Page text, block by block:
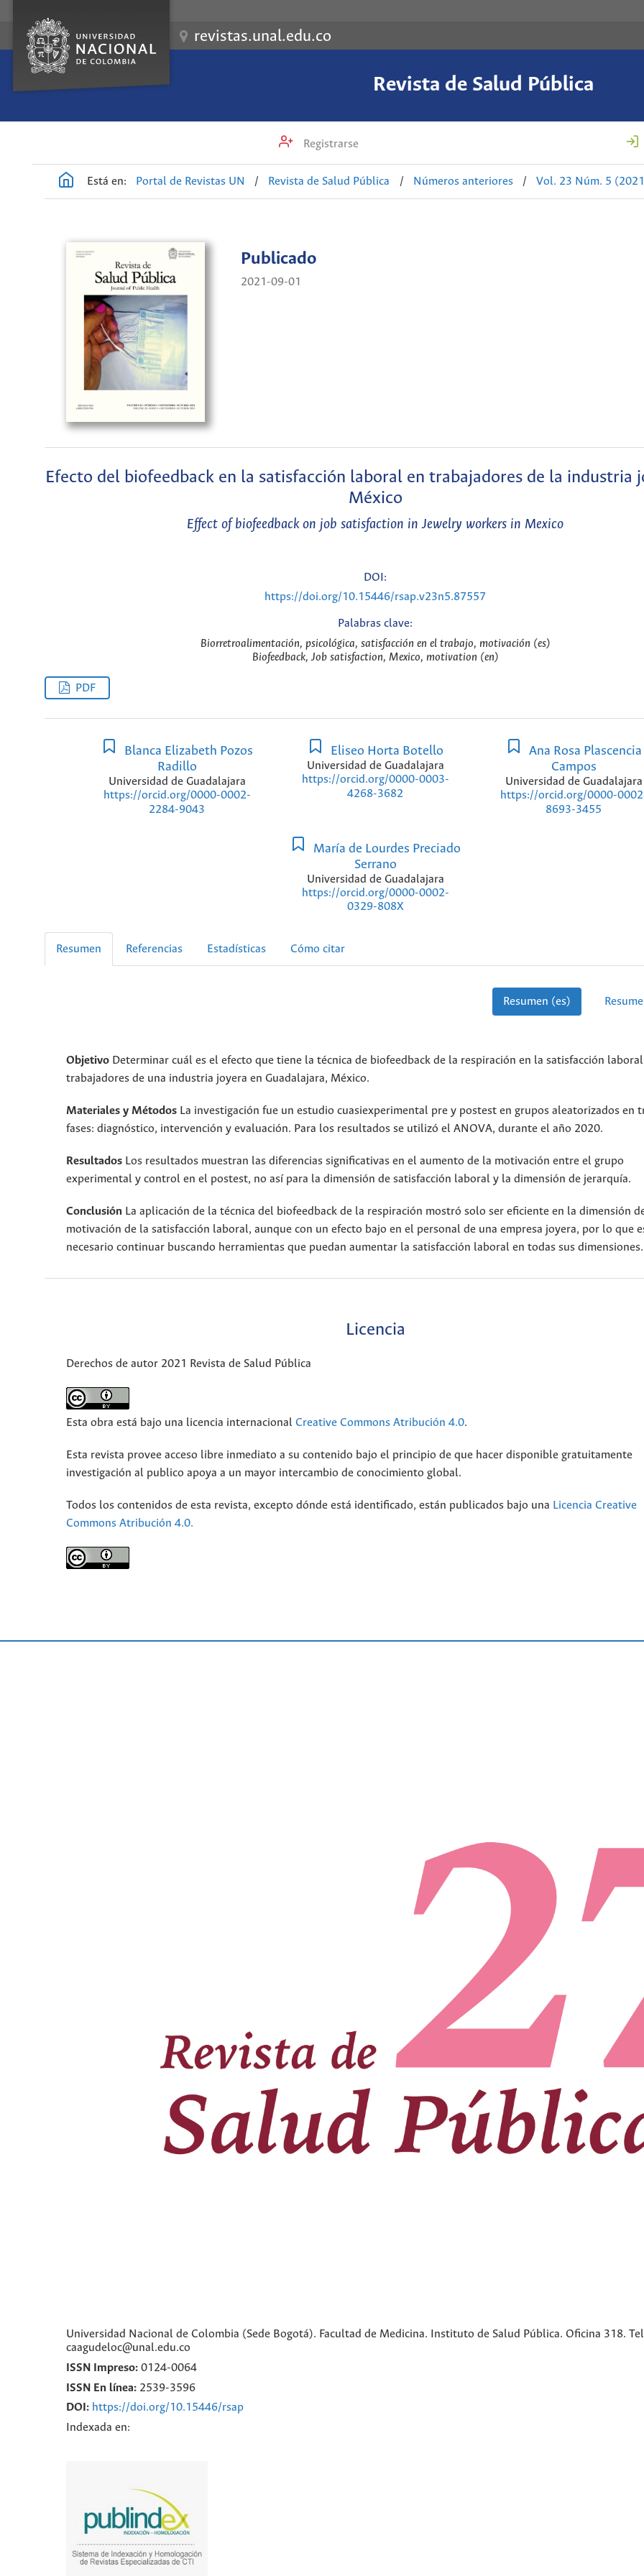
revistas.unal.edu.co
Revista de Salud Pública
Registrarse
Está en: Portal de Revistas UN / Revista de Salud Pública / Números anteriores / Vol. 23 Núm. 5
Publicado
2021-09-01
Efecto del biofeedback en la satisfacción laboral en trabajadores de la industria
México
Effect of biofeedback on job satisfaction in Jewelry workers in Mexico
DOI:
https://doi.org/10.15446/rsap.v23n5.87557
Palabras clave:
Biorretroalimentación, psicológica, satisfacción en el trabajo, motivación (es)
Biofeedback, Job satisfaction, Mexico, motivation (en)
PDF
Blanca Elizabeth Pozos
Radillo
Universidad de Guadalajara
https://orcid.org/0000-0002-
2284-9043
Eliseo Horta Botello
Universidad de Guadalajara
https://orcid.org/0000-0003-
4268-3682
Ana Rosa Plascencia
Campos
Universidad de Guadalajara
https://orcid.org/0000-
8693-3455
María de Lourdes Preciado
Serrano
Universidad de Guadalajara
https://orcid.org/0000-0002-
0329-808X
Resumen Referencias Estadísticas Cómo citar
Resumen (es)
Objetivo Determinar cuál es el efecto que tiene la técnica de biofeedback de la respiración en la satisfacción
trabajadores de una industria joyera en Guadalajara, México.
Materiales y Métodos La investigación fue un estudio cuasiexperimental pre y postest en grupos aleatorizados en
fases: diagnóstico, intervención y evaluación. Para los resultados se utilizó el ANOVA, durante el año 2020.
Resultados Los resultados muestran las diferencias significativas en el aumento de la motivación entre el grupo
experimental y control en el postest, no así para la dimensión de satisfacción laboral y la dimensión de jerarquía.
Conclusión La aplicación de la técnica del biofeedback de la respiración mostró solo ser eficiente en la dimensión
motivación de la satisfacción laboral, aunque con un efecto bajo en el personal de una empresa joyera, por lo que
necesario continuar buscando herramientas que puedan aumentar la satisfacción laboral en todas sus dimensiones.
Licencia
Derechos de autor 2021 Revista de Salud Pública
Esta obra está bajo una licencia internacional Creative Commons Atribución 4.0.
Esta revista provee acceso libre inmediato a su contenido bajo el principio de que hacer disponible gratuitamente
investigación al publico apoya a un mayor intercambio de conocimiento global.
Todos los contenidos de esta revista, excepto dónde está identificado, están publicados bajo una Licencia Creative
Commons Atribución 4.0.
Universidad Nacional de Colombia (Sede Bogotá). Facultad de Medicina. Instituto de Salud Pública. Oficina 318.
caagudeloc@unal.edu.co
ISSN Impreso: 0124-0064
ISSN En línea: 2539-3596
DOI: https://doi.org/10.15446/rsap
Indexada en: